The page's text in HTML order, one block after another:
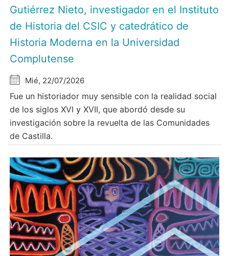
Gutiérrez Nieto, investigador en el Instituto
de Historia del CSIC y catedrático de
Historia Moderna en la Universidad
Complutense
Mié, 22/07/2026
Fue un historiador muy sensible con la realidad social
de los siglos XVI y XVII, que abordó desde su
investigación sobre la revuelta de las Comunidades
de Castilla.